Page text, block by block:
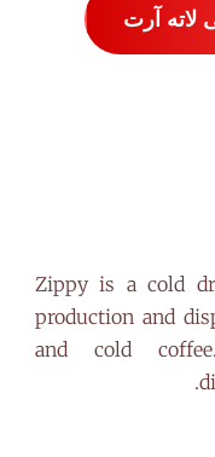
لاته آرت
Zippy is a cold
production and
and cold